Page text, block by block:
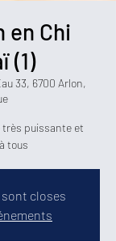
en Chi
(1)
33, 6700 Arlon,
puissante et
tous
closes